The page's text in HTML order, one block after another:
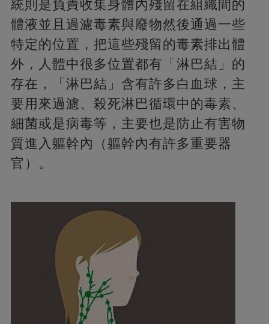
統則是負責收集身體內殘留在組織間的
體液並且過濾毒素與廢物然後通過一些
特定的位置，把這些殘留的毒素排出體
外，人體中很多位置都有「淋巴結」的
存在，「淋巴結」含有許多白血球，主
要用來過濾、殺死淋巴循環中的毒素、
細菌或是病毒等，主要也是防止有害物
質進入軀幹內（軀幹內有許多重要器
官）。